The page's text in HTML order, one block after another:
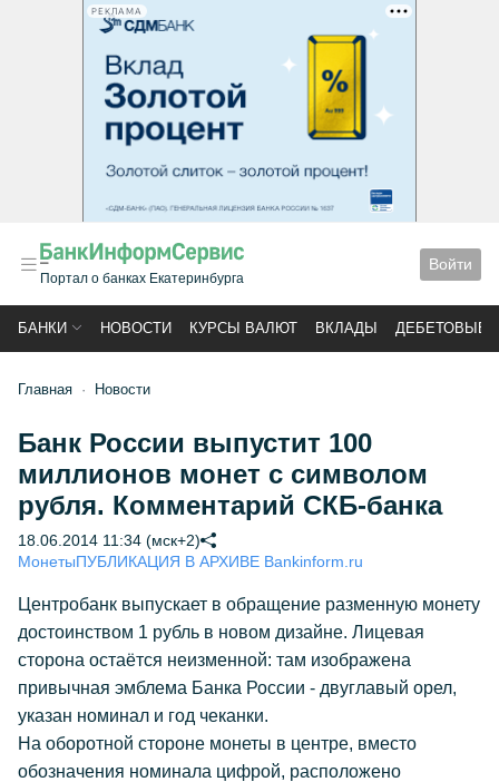
РЕКЛАМА
Портал о банках Екатеринбурга
Войти
БАНКИ НОВОСТИ КУРСЫ ВАЛЮТ ВКЛАДЫ ДЕБЕТОВЫЕ
Главная Новости
Банк России выпустит 100
миллионов монет с символом
рубля. Комментарий СКБ-банка
18.06.2014 11:34 (мск+2)
МонетыПУБЛИКАЦИЯ В АРХИВЕ Bankinform.ru
Центробанк выпускает в обращение разменную монету
достоинством 1 рубль в новом дизайне. Лицевая
сторона остаётся неизменной: там изображена
привычная эмблема Банка России - двуглавый орел,
указан номинал и год чеканки.
На оборотной стороне монеты в центре, вместо
обозначения номинала цифрой, расположено